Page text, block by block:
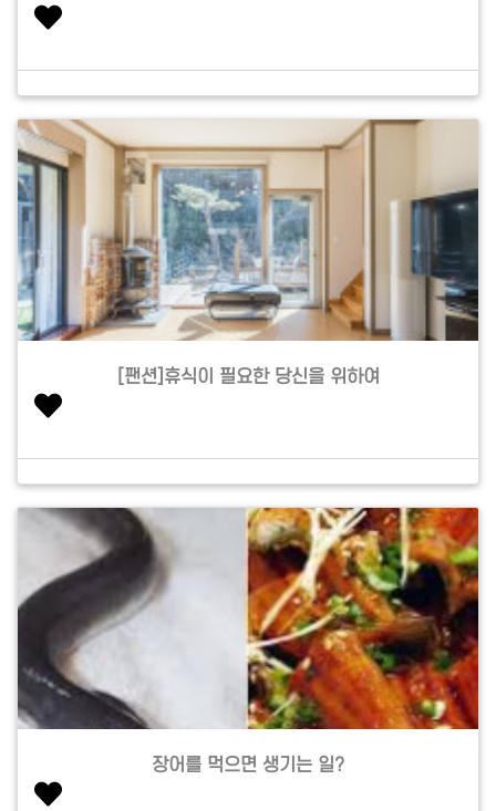
[팬션]휴식이 필요한 당신을 위하여
장어를 먹으면 생기는 일?